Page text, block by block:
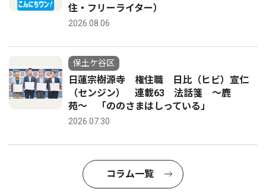
住・フリーライター）
2026.08.06
保土ケ谷区
日蓮宗樹源寺 権住職 日比（ヒビ）宣仁
（センジン） 連載63 法話箋 〜鹿
苑〜 「ののさまはしっている」
2026.07.30
コラム一覧